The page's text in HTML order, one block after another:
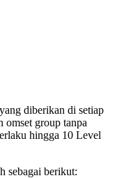
diberikan di setiap
omset group tanpa
hingga 10 Level
sebagai berikut: